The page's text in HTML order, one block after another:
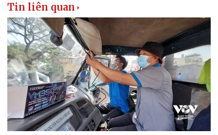
Tin liên quan